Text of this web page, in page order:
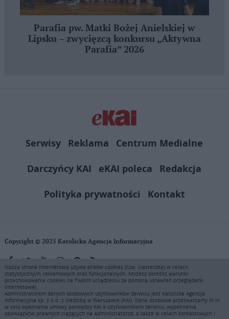
Parafia pw. Matki Bożej Anielskiej w
Lipsku – zwycięzcą konkursu „Aktywna
Parafia” 2026
Serwisy Reklama
Centrum Medialne
Darczyńcy KAI
eKAI poleca
Redakcja
Polityka prywatności
Kontakt
Copyright © 2025 Katolicka Agencja Informacyjna
KAI zastrzega wszelkie prawa do serwisu. Użytkownicy mogą pobierać
i drukować fragmenty zawartości serwisu internetowego www.ekai.pl
wyłącznie do użytku osobistego. Publikacja, rozpowszechnianie
zawartości niniejszego serwisu lub jej sprzedaż (także framing i in.
podobne metody), są bez uprzedniej pisemnej zgody KAI zabronione i
Nasza strona internetowa używa plików cookies (tzw. ciasteczka) w celach
statystycznych, reklamowych oraz funkcjonalnych. Możesz określić warunki
przechowywania cookies na Twoim urządzeniu za pomocą ustawień przeglądarki
internetowej.
Administratorem danych osobowych użytkowników Serwisu jest Katolicka Agencja
Informacyjna sp. z o.o. z siedzibą w Warszawie (KAI). Dane osobowe przetwarzamy m.in.
w celu wykonania umowy pomiędzy KAI a użytkownikiem Serwisu, wypełnienia
obowiązków prawnych ciążących na Administratorze, a także w celach kontaktowych i